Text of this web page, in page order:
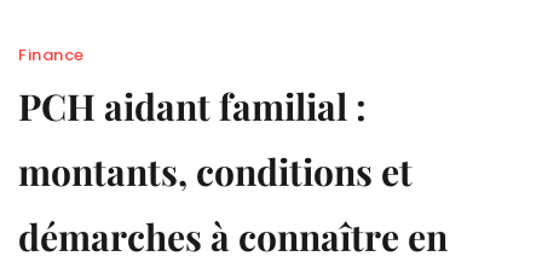
Finance
PCH aidant familial :
montants, conditions et
démarches à connaître en